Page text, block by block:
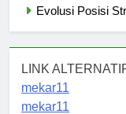
Evolusi Posisi
LINK
mekar11
mekar11